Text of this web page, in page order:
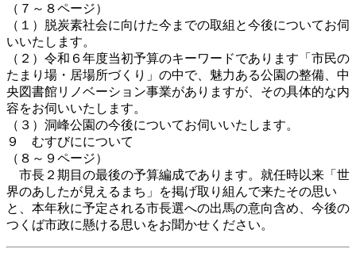
（７～８ページ）
（１）脱炭素社会に向けた今までの取組と今後についてお伺
いいたします。
（２）令和６年度当初予算のキーワードであります「市民の
たまり場・居場所づくり」の中で、魅力ある公園の整備、中
央図書館リノベーション事業がありますが、その具体的な内
容をお伺いいたします。
（３）洞峰公園の今後についてお伺いいたします。
９ むすびにについて
（８～９ページ）
市長２期目の最後の予算編成であります。就任時以来「世
界のあしたが見えるまち」を掲げ取り組んで来たその思い
と、本年秋に予定される市長選への出馬の意向含め、今後の
つくば市政に懸ける思いをお聞かせください。